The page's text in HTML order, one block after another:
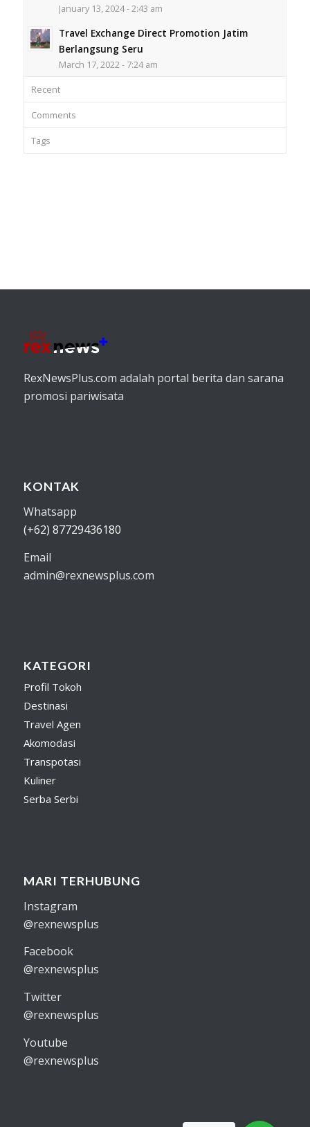
January 13, 2024 - 2:43 am
Travel Exchange Direct Promotion Jatim
Berlangsung Seru
March 17, 2022 - 7:24 am
Recent
Comments
Tags
RexNewsPlus.com adalah portal berita dan sarana
promosi pariwisata
KONTAK
Whatsapp
(+62) 87729436180
Email
admin@rexnewsplus.com
KATEGORI
Profil Tokoh
Destinasi
Travel Agen
Akomodasi
Transpotasi
Kuliner
Serba Serbi
MARI TERHUBUNG
Instagram
@rexnewsplus
Facebook
@rexnewsplus
Twitter
@rexnewsplus
Youtube
@rexnewsplus